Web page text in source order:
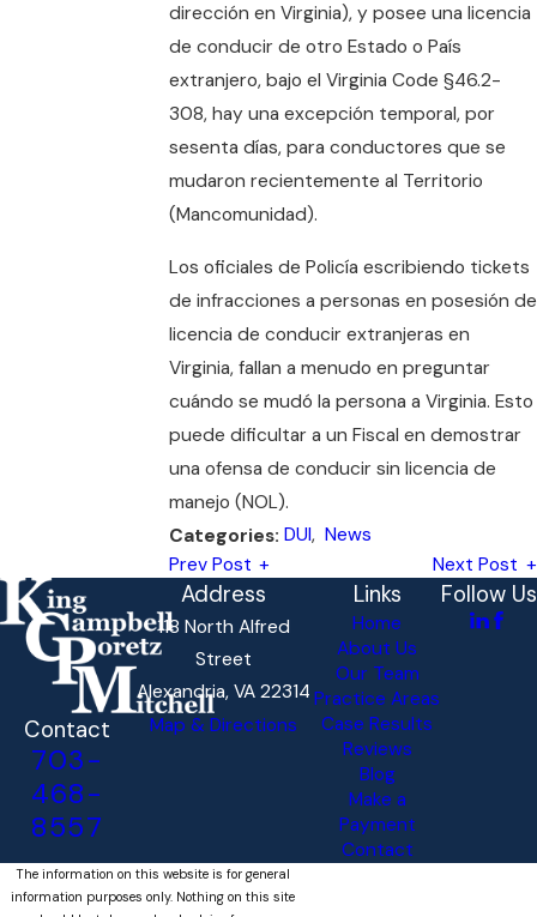
dirección en Virginia), y posee una licencia
de conducir de otro Estado o País
extranjero, bajo el Virginia Code §46.2-
308, hay una excepción temporal, por
sesenta días, para conductores que se
mudaron recientemente al Territorio
(Mancomunidad).
Los oficiales de Policía escribiendo tickets
de infracciones a personas en posesión de
licencia de conducir extranjeras en
Virginia, fallan a menudo en preguntar
cuándo se mudó la persona a Virginia. Esto
puede dificultar a un Fiscal en demostrar
una ofensa de conducir sin licencia de
manejo (NOL).
Categories: DUI, News
Prev Post
Next Post
Contact
703-
468-
8557
Address
118 North Alfred
Street
Alexandria, VA 22314
Map & Directions
Links
Home
About Us
Our Team
Practice Areas
Case Results
Reviews
Blog
Make a
Payment
Contact
Follow Us
The information on this website is for general
information purposes only. Nothing on this site